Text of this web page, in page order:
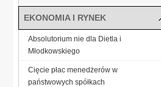
EKONOMIA I RYNEK
Absolutorium nie dla Dietla i
Młodkowskiego
Cięcie płac menedżerów w
państwowych spółkach